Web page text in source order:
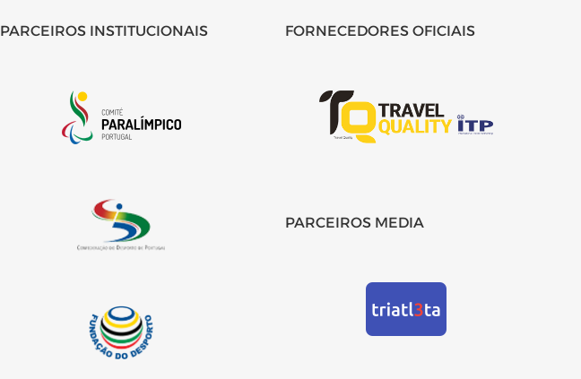
PARCEIROS INSTITUCIONAIS FORNECEDORES OFICIAIS
PARCEIROS MEDIA